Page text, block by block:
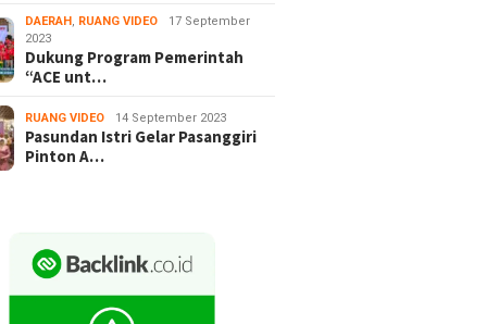
DAERAH , RUANG VIDEO
17 September
2023
Dukung Program Pemerintah
“ACE unt…
RUANG VIDEO 14 September 2023
Pasundan Istri Gelar Pasanggiri
Pinton A…